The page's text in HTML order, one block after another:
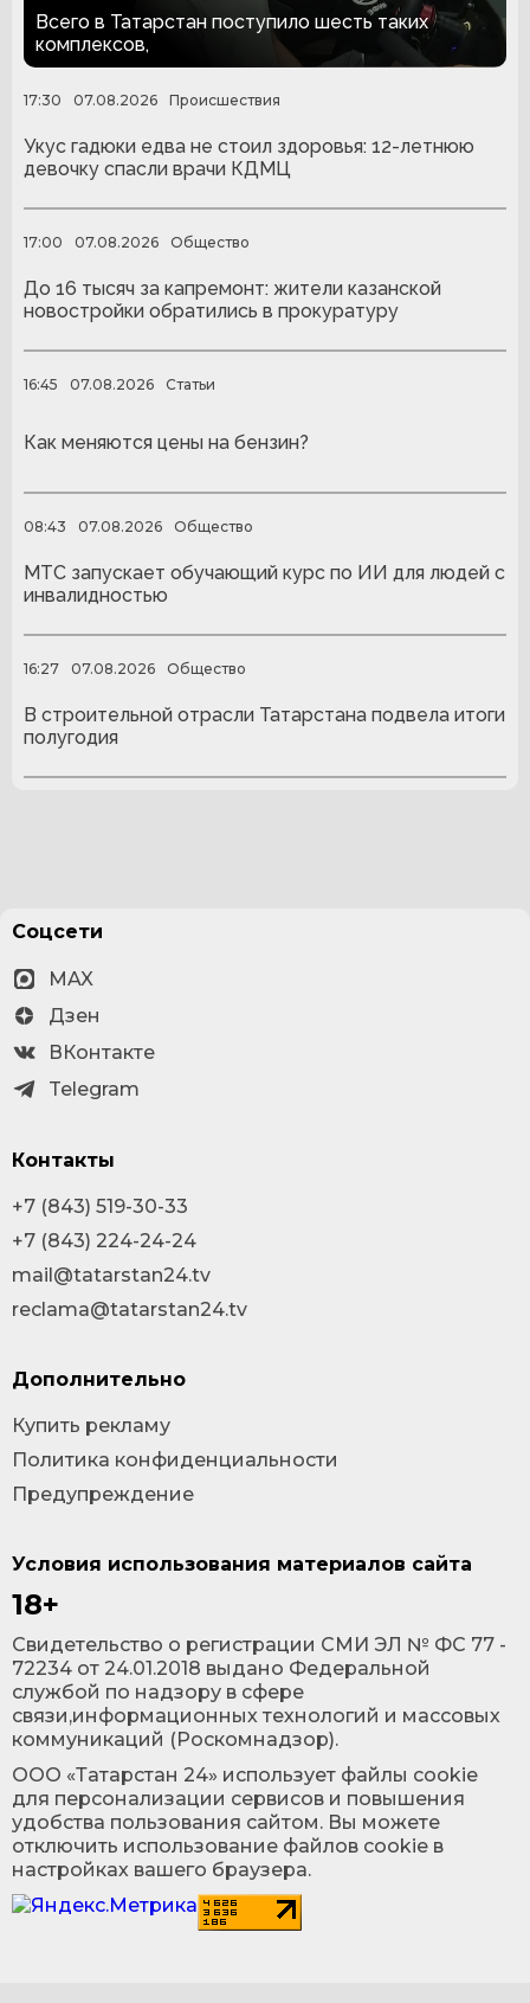
людей с ампутациями
Всего в Татарстан поступило шесть таких
комплексов,
17:30 07.08.2026 Происшествия
Укус гадюки едва не стоил здоровья: 12-летнюю
девочку спасли врачи КДМЦ
17:00 07.08.2026 Общество
До 16 тысяч за капремонт: жители казанской
новостройки обратились в прокуратуру
16:45 07.08.2026 Статьи
Как меняются цены на бензин?
08:43 07.08.2026 Общество
МТС запускает обучающий курс по ИИ для людей с
инвалидностью
16:27 07.08.2026 Общество
В строительной отрасли Татарстана подвела итоги
полугодия
Условия использования материалов сайта
18+
Cвидетельство о регистрации СМИ ЭЛ № ФС 77 -
72234 от 24.01.2018 выдано Федеральной
службой по надзору в сфере
связи,информационных технологий и массовых
коммуникаций (Роскомнадзор).
ООО «Татарстан 24» использует файлы cookie
для персонализации сервисов и повышения
удобства пользования сайтом. Вы можете
отключить использование файлов cookie в
настройках вашего браузера.
Соцсети
MAX
Дзен
ВКонтакте
Telegram
Контакты
+7 (843) 519-30-33
+7 (843) 224-24-24
mail@tatarstan24.tv
reclama@tatarstan24.tv
Дополнительно
Купить рекламу
Политика конфиденциальности
Предупреждение